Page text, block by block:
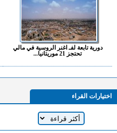
دورية تابعة لفـ اغنر الروسية في مالي
تحتجز 21 موريتانيا...
اختيارات القراء